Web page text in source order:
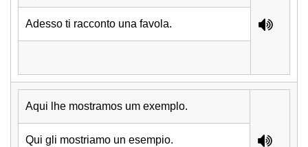
Adesso ti racconto una favola.
Aqui lhe mostramos um exemplo.
Qui gli mostriamo un esempio.